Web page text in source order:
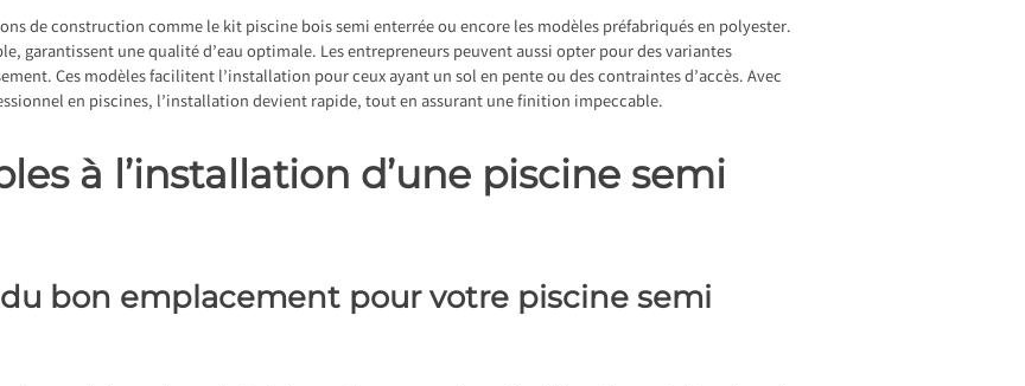
de construction comme le kit piscine bois semi enterrée ou encore les modèles préfabriqués en polyester.
garantissent une qualité d’eau optimale. Les entrepreneurs peuvent aussi opter pour des variantes
Ces modèles facilitent l’installation pour ceux ayant un sol en pente ou des contraintes d’accès. Avec
en piscines, l’installation devient rapide, tout en assurant une finition impeccable.
à l’installation d’une piscine semi
bon emplacement pour votre piscine semi